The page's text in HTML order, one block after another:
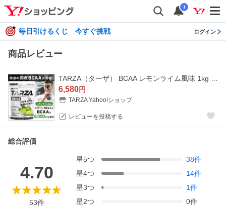
i
毎日引けるくじ 今すぐ挑戦 ログイン
商品レビュー
6,580円
TARZA Yahoo!ショップ
レビューを投稿する
総合評価
4.70
53件
星5つ 38件
星4つ 14件
星3つ 1件
星2つ 0件